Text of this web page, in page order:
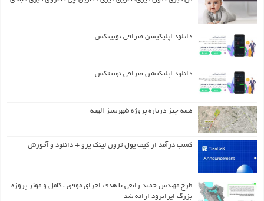
دانلود اپلیکیشن صرافی نوبیتکس
دانلود اپلیکیشن صرافی نوبیتکس
همه چیز درباره پروژه شهرسبز الهیه
کسب درآمد از کیف پول ترون لینک پرو + دانلود و آموزش
طرح مهندس حمید رابعی با هدف اجرای موفق ، کامل و موثر پروژه
بزرگ ایرانرود ارائه شد